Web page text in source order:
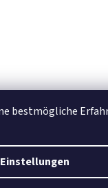
bestmögliche
Einstellungen